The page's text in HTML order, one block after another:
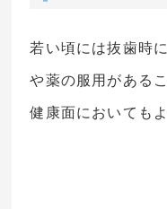
若い頃には抜歯時
や薬の服用がある
健康面においても